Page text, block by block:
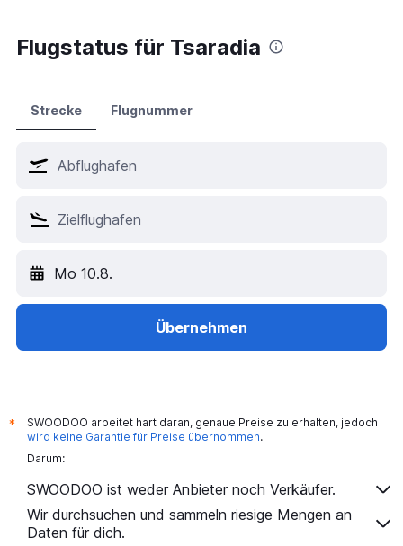
Flugstatus für Tsaradia
Strecke Flugnummer
Mo 10.8.
Übernehmen
*
SWOODOO arbeitet hart daran, genaue Preise zu erhalten, jedoch
wird keine Garantie für Preise übernommen.
Darum:
SWOODOO ist weder Anbieter noch Verkäufer.
Wir durchsuchen und sammeln riesige Mengen an
Daten für dich.